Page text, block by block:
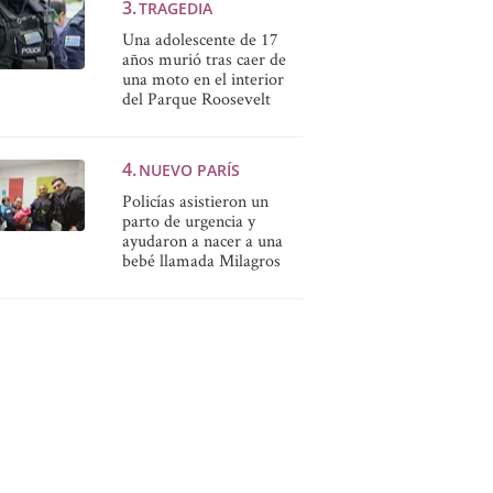
TRAGEDIA
Una adolescente de 17
años murió tras caer de
una moto en el interior
del Parque Roosevelt
NUEVO PARÍS
Policías asistieron un
parto de urgencia y
ayudaron a nacer a una
bebé llamada Milagros